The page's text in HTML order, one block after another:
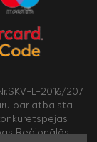
L-2016/207
par atbalsta
Reģionālās